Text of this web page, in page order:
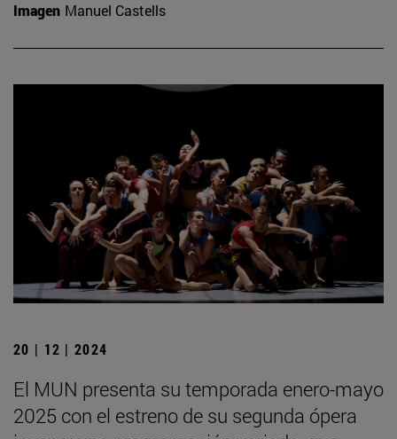
Imagen Manuel Castells
20 | 12 | 2024
El MUN presenta su temporada enero-mayo
2025 con el estreno de su segunda ópera